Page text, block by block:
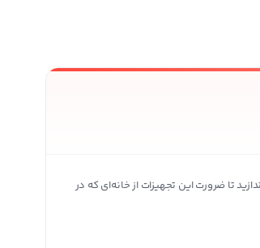
تا ضرورت این تجهیزات از خانه‌ای که در